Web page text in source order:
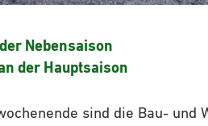
Nebensaison
der Hauptsaison
sind die Bau- und